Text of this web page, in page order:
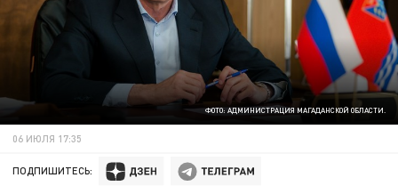
ФОТО: АДМИНИСТРАЦИЯ МАГАДАНСКОЙ ОБЛАСТИ.
06 ИЮЛЯ 17:35
ПОДПИШИТЕСЬ: